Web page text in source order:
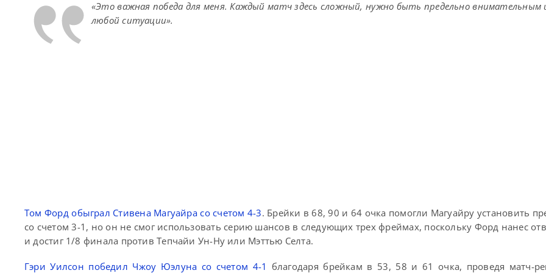
«Это важная победа для меня. Каждый матч здесь сложный, нужно быть предельно внимательным
любой ситуации».
Том Форд обыграл Стивена Магуайра со счетом 4-3. Брейки в 68, 90 и 64 очка помогли Магуайру установить
со счетом 3-1, но он не смог использовать серию шансов в следующих трех фреймах, поскольку Форд нанес
и достиг 1/8 финала против Тепчайи Ун-Ну или Мэттью Селта.
Гэри Уилсон победил Чжоу Юэлуна со счетом 4-1 благодаря брейкам в 53, 58 и 61 очка, проведя матч-